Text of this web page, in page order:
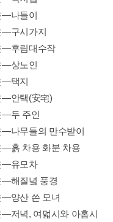
―나들이
―구시가지
―후림대수작
―상노인
―택지
―안택(安宅)
―두 주인
―나무들의 만수받이
―흙 차용 화분 차용
―유모차
―해질녘 풍경
―양산 쓴 모녀
저녁, 여덟시와 아홉시